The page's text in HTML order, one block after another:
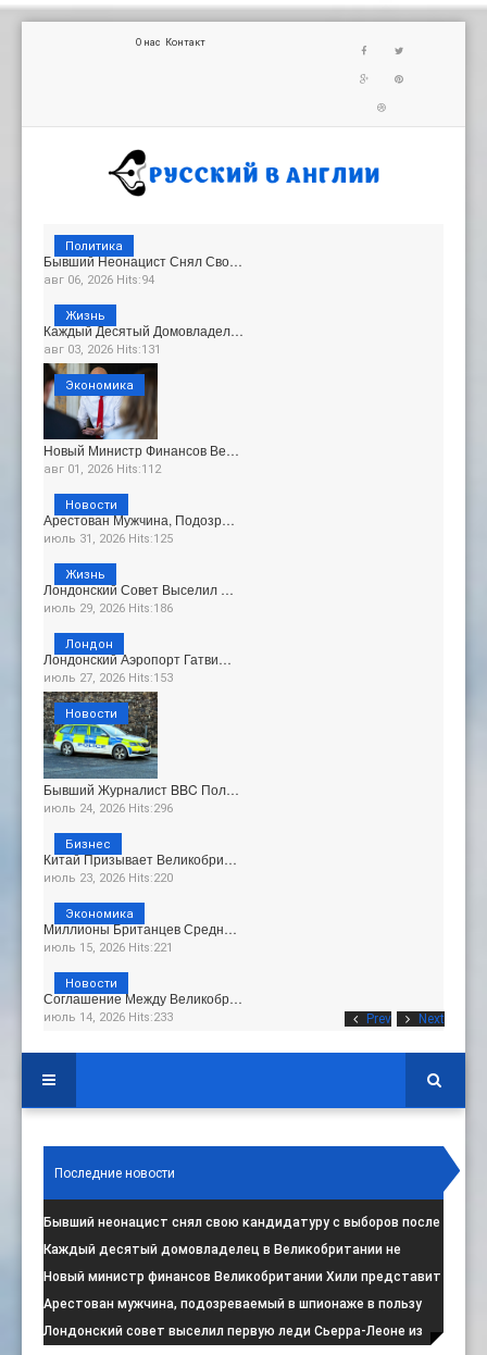
О нас Контакт
Prev Next
Бывший Неонацист Снял Сво…
авг 06, 2026 Hits:94
Политика
Каждый Десятый Домовладел…
авг 03, 2026 Hits:131
Жизнь
Новый Министр Финансов Ве…
авг 01, 2026 Hits:112
Экономика
Арестован Мужчина, Подозр…
июль 31, 2026 Hits:125
Новости
Лондонский Совет Выселил …
июль 29, 2026 Hits:186
Жизнь
Лондонский Аэропорт Гатви…
июль 27, 2026 Hits:153
Лондон
Бывший Журналист BBC Пол…
июль 24, 2026 Hits:296
Новости
Китай Призывает Великобри…
июль 23, 2026 Hits:220
Бизнес
Миллионы Британцев Средн…
июль 15, 2026 Hits:221
Экономика
Соглашение Между Великобр…
июль 14, 2026 Hits:233
Новости
Последние новости
Бывший неонацист снял свою кандидатуру с выборов после
негативной реакции общест:
Каждый десятый домовладелец в Великобритании не
намерен соблюдать запрет на испо:
Новый министр финансов Великобритании Хили представит
свой первый бюджет 28 октя:
Арестован мужчина, подозреваемый в шпионаже в пользу
Ирана на британской военной:
Лондонский совет выселил первую леди Сьерра-Леоне из